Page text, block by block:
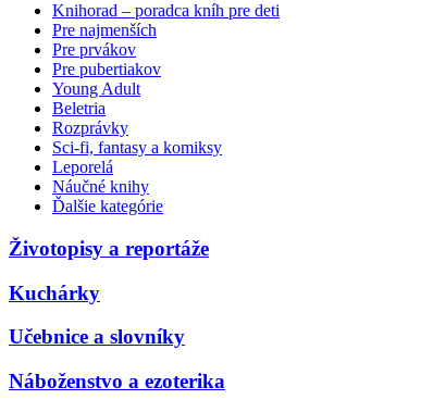
Knihorad – poradca kníh pre deti
Pre najmenších
Pre prvákov
Pre pubertiakov
Young Adult
Beletria
Rozprávky
Sci-fi, fantasy a komiksy
Leporelá
Náučné knihy
Ďalšie kategórie
Životopisy a reportáže
Kuchárky
Učebnice a slovníky
Náboženstvo a ezoterika